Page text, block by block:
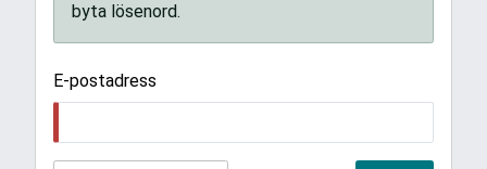
byta lösenord.
E-postadress